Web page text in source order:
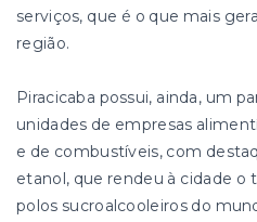
serviços, que é o que mais
região.
Piracicaba possui, ainda, um
unidades de empresas
e de combustíveis, com
etanol, que rendeu à cidade o
polos sucroalcooleiros do